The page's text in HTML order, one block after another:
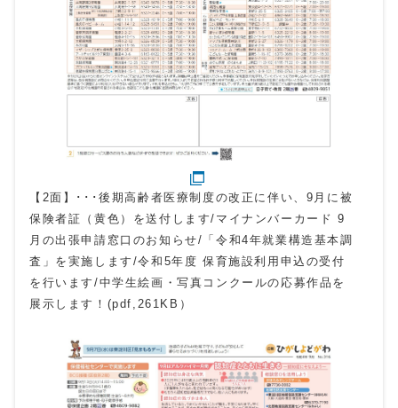
【2面】･･･後期高齢者医療制度の改正に伴い、9月に被
保険者証（黄色）を送付します/マイナンバーカード 9
月の出張申請窓口のお知らせ/「令和4年就業構造基本調
査」を実施します/令和5年度 保育施設利用申込の受付
を行います/中学生絵画・写真コンクールの応募作品を
展示します！(pdf,261KB）